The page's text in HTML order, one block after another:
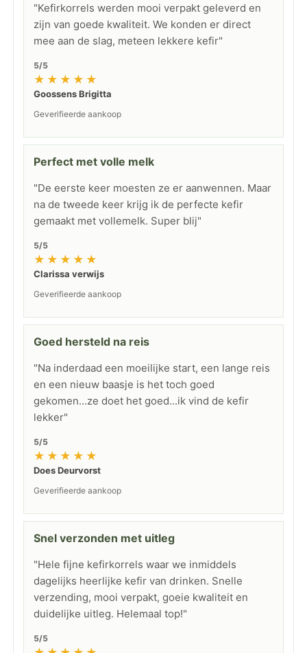
"Kefirkorrels werden mooi verpakt geleverd en
zijn van goede kwaliteit. We konden er direct
mee aan de slag, meteen lekkere kefir"
5/5
★★★★★
Goossens Brigitta
Geverifieerde aankoop
Perfect met volle melk
"De eerste keer moesten ze er aanwennen. Maar
na de tweede keer krijg ik de perfecte kefir
gemaakt met vollemelk. Super blij"
5/5
★★★★★
Clarissa verwijs
Geverifieerde aankoop
Goed hersteld na reis
"Na inderdaad een moeilijke start, een lange reis
en een nieuw baasje is het toch goed
gekomen...ze doet het goed...ik vind de kefir
lekker"
5/5
★★★★★
Does Deurvorst
Geverifieerde aankoop
Snel verzonden met uitleg
"Hele fijne kefirkorrels waar we inmiddels
dagelijks heerlijke kefir van drinken. Snelle
verzending, mooi verpakt, goeie kwaliteit en
duidelijke uitleg. Helemaal top!"
5/5